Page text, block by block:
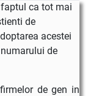
ca tot mai
de
acestei
de
de gen in